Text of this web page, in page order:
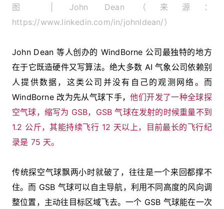
图 | John Dean（来源：
https://www.linkedin.com/in/johnldean/）
John Dean 等人创办的 WindBorne 公司最独特的地方
在于它既造硬件又写算法。绝大多数 AI 气象公司依赖别
人提供数据，这类公司并没有自己的观测网络。而
WindBorne 改为先从气球下手，他们开发了一种全球探
空气球，缩写为 GSB，GSB 气球在发射的时候重量不到
1.2 公斤，其能持续飞行 12 天以上，目前最长的飞行纪
录是 75 天。
传统探空气球飘两小时就破了，往往是一个来回都撑不
住。而 GSB 气球可以自主导航，利用不同高度的风向调
整位置，主动往目标区域飞去。一个 GSB 气球能在一次